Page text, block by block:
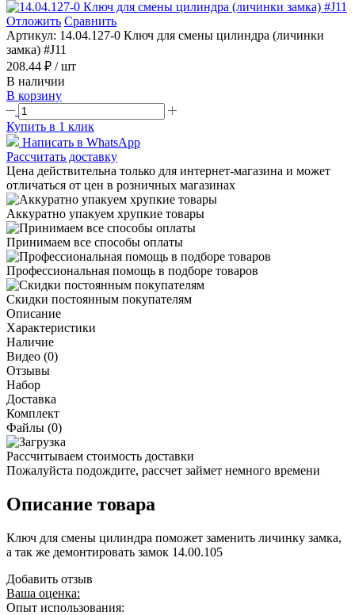
Отложить Сравнить
Артикул: 14.04.127-0 Ключ для смены цилиндра (личинки
замка) #J11
208.44 ₽ / шт
В наличии
В корзину
Купить в 1 клик
Написать в WhatsApp
Рассчитать доставку
Цена действительна только для интернет-магазина и может
отличаться от цен в розничных магазинах
Аккуратно упакуем хрупкие товары
Принимаем все способы оплаты
Профессиональная помощь в подборе товаров
Скидки постоянным покупателям
Описание
Характеристики
Наличие
Видео (0)
Отзывы
Набор
Доставка
Комплект
Файлы (0)
Рассчитываем стоимость доставки
Пожалуйста подождите, рассчет займет немного времени
Описание товара
Ключ для смены цилиндра поможет заменить личинку замка,
а так же демонтировать замок 14.00.105
Добавить отзыв
Ваша оценка:
Опыт использования: